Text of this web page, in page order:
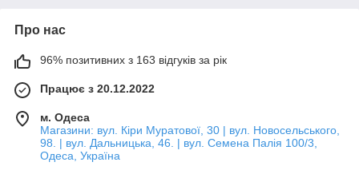
Про нас
96% позитивних з 163 відгуків за рік
Працює з 20.12.2022
м. Одеса
Магазини: вул. Кіри Муратової, 30 | вул. Новосельського,
98. | вул. Дальницька, 46. | вул. Семена Палія 100/3,
Одеса, Україна